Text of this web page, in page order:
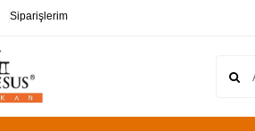
Siparişlerim